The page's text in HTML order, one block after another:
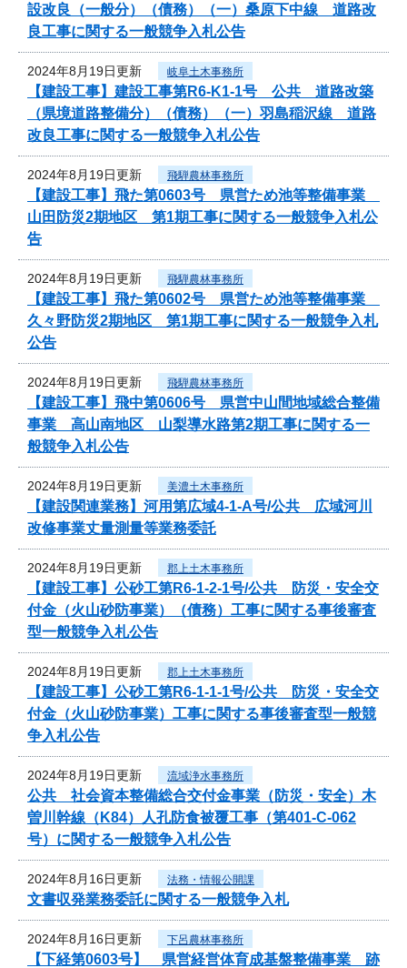
設改良（一般分）（債務）（一）桑原下中線 道路改
良工事に関する一般競争入札公告
2024年8月19日更新 岐阜土木事務所
【建設工事】建設工事第R6-K1-1号 公共 道路改築
（県境道路整備分）（債務）（一）羽島稲沢線 道路
改良工事に関する一般競争入札公告
2024年8月19日更新 飛騨農林事務所
【建設工事】飛た第0603号 県営ため池等整備事業
山田防災2期地区 第1期工事に関する一般競争入札公
告
2024年8月19日更新 飛騨農林事務所
【建設工事】飛た第0602号 県営ため池等整備事業
久々野防災2期地区 第1期工事に関する一般競争入札
公告
2024年8月19日更新 飛騨農林事務所
【建設工事】飛中第0606号 県営中山間地域総合整備
事業 高山南地区 山梨導水路第2期工事に関する一
般競争入札公告
2024年8月19日更新 美濃土木事務所
【建設関連業務】河用第広域4-1-A号/公共 広域河川
改修事業丈量測量等業務委託
2024年8月19日更新 郡上土木事務所
【建設工事】公砂工第R6-1-2-1号/公共 防災・安全交
付金（火山砂防事業）（債務）工事に関する事後審査
型一般競争入札公告
2024年8月19日更新 郡上土木事務所
【建設工事】公砂工第R6-1-1-1号/公共 防災・安全交
付金（火山砂防事業）工事に関する事後審査型一般競
争入札公告
2024年8月19日更新 流域浄水事務所
公共 社会資本整備総合交付金事業（防災・安全）木
曽川幹線（K84）人孔防食被覆工事（第401-C-062
号）に関する一般競争入札公告
2024年8月16日更新 法務・情報公開課
文書収発業務委託に関する一般競争入札
2024年8月16日更新 下呂農林事務所
【下経第0603号】 県営経営体育成基盤整備事業 跡